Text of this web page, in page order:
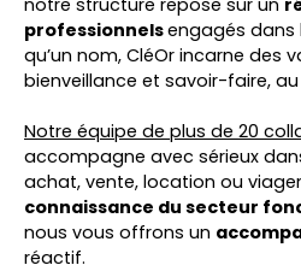
notre structure repose sur un
professionnelsengagés dans
qu’un nom, CléOr incarne des
bienveillance et savoir-faire,
Notre équipe de plus de 20
accompagne avec sérieux
achat, vente, location ou
connaissance du secteur
nous vous offrons un
réactif.